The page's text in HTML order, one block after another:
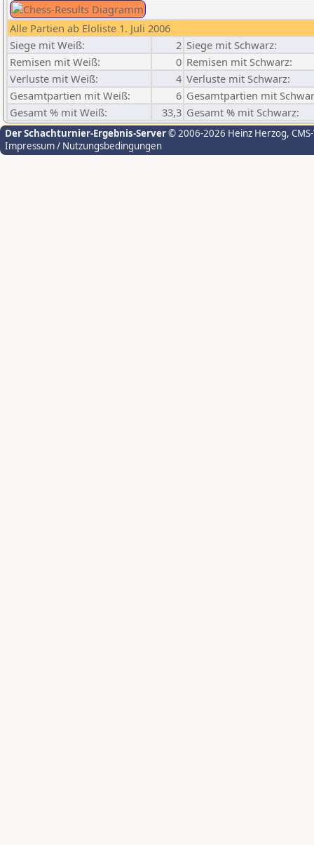
Alle Partien ab Eloliste 1. Juli 2006
Siege mit Weiß:
2 Siege mit Schwarz:
Remisen mit Weiß:
0 Remisen mit Schwarz:
Verluste mit Weiß:
4 Verluste mit Schwarz:
Gesamtpartien mit Weiß:
6 Gesamtpartien mit
Gesamt % mit Weiß:
33,3 Gesamt % mit Schwarz:
Der Schachturnier-Ergebnis-Server© 2006-2026 Heinz Herzog,
Impressum / Nutzungsbedingungen